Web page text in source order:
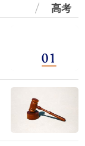
高考